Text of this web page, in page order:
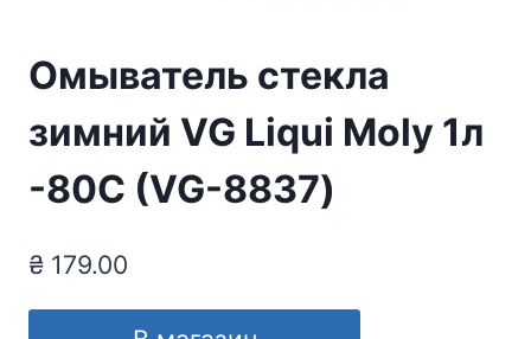
Омыватель стекла
зимний VG Liqui Moly 1л
-80С (VG-8837)
₴ 179.00